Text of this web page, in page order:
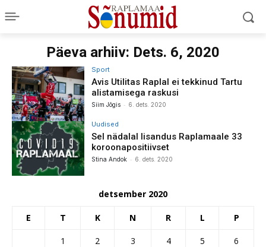
Päeva arhiiv: Dets. 6, 2020
Sport
Avis Utilitas Raplal ei tekkinud Tartu
alistamisega raskusi
Siim Jõgis - 6. dets. 2020
Uudised
Sel nädalal lisandus Raplamaale 33
koroonapositiivset
Stina Andok - 6. dets. 2020
detsember 2020
E T K N R L P
1 2 3 4 5
6